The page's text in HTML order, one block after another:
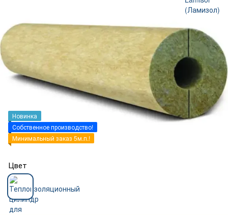
Новинка
Собственное производство!
Минимальный заказ 5м.п.!
Цвет